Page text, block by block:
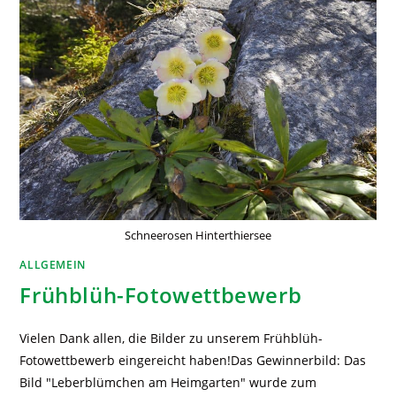
Schneerosen Hinterthiersee
ALLGEMEIN
Frühblüh-Fotowettbewerb
Vielen Dank allen, die Bilder zu unserem Frühblüh-
Fotowettbewerb eingereicht haben!Das Gewinnerbild: Das
Bild "Leberblümchen am Heimgarten" wurde zum